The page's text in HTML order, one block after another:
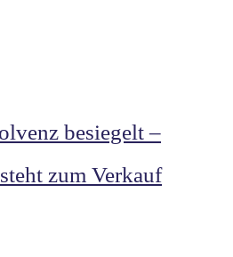
besiegelt –
zum Verkauf